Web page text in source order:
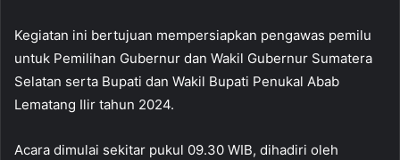
Kegiatan ini bertujuan mempersiapkan pengawas pemilu
untuk Pemilihan Gubernur dan Wakil Gubernur Sumatera
Selatan serta Bupati dan Wakil Bupati Penukal Abab
Lematang Ilir tahun 2024.
Acara dimulai sekitar pukul 09.30 WIB, dihadiri oleh